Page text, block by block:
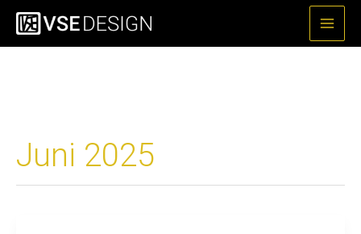
Zum
Inhalt
springen
Juni 2025